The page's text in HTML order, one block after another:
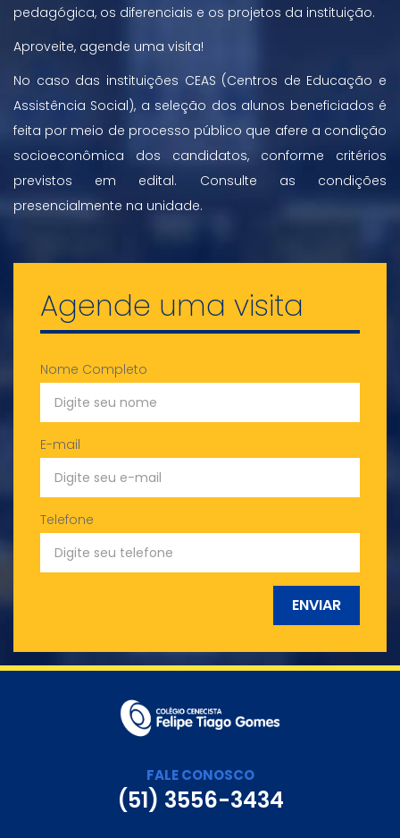
pedagógica, os diferenciais e os projetos da instituição.
Aproveite, agende uma visita!
No caso das instituições CEAS (Centros de Educação e
Assistência Social), a seleção dos alunos beneficiados é
feita por meio de processo público que afere a condição
socioeconômica dos candidatos, conforme critérios
previstos em edital. Consulte as condições
presencialmente na unidade.
Agende uma visita
Nome Completo
E-mail
Telefone
ENVIAR
FALE CONOSCO
(51) 3556-3434